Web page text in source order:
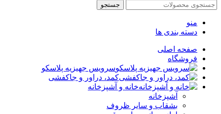
جستجو
منو
دسته بندی ها
صفحه اصلی
فروشگاه
سرویس جهیزیه پلاسکو
کمد، دراور و جاکفشی
خانه و آشپزخانه
آشپزخانه
بشقاب و سایر ظروف